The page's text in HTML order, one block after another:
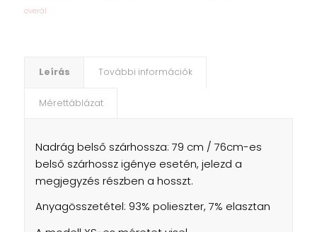
overál
Leírás További információk
Mérettáblázat
Nadrág belső szárhossza: 79 cm / 76cm-es
belső szárhossz igénye esetén, jelezd a
megjegyzés részben a hosszt.
Anyagösszetétel: 93% polieszter, 7% elasztan